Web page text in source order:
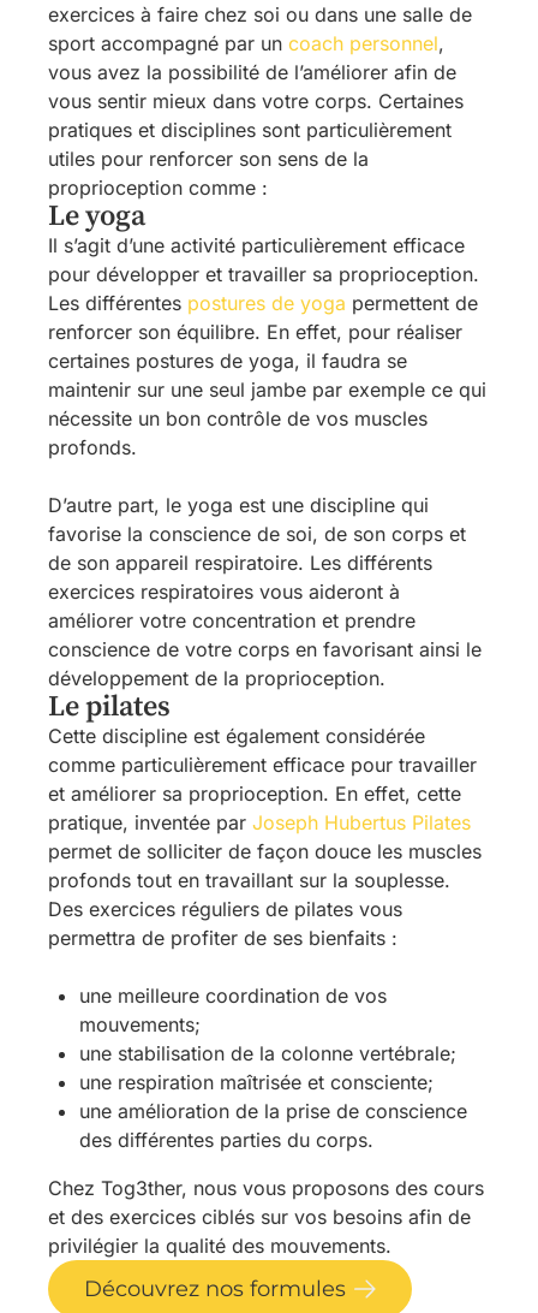
exercices à faire chez soi ou dans une salle de
sport accompagné par un coach personnel,
vous avez la possibilité de l’améliorer afin de
vous sentir mieux dans votre corps. Certaines
pratiques et disciplines sont particulièrement
utiles pour renforcer son sens de la
proprioception comme :
Le yoga
Il s’agit d’une activité particulièrement efficace
pour développer et travailler sa proprioception.
Les différentes postures de yoga permettent de
renforcer son équilibre. En effet, pour réaliser
certaines postures de yoga, il faudra se
maintenir sur une seul jambe par exemple ce qui
nécessite un bon contrôle de vos muscles
profonds.
D’autre part, le yoga est une discipline qui
favorise la conscience de soi, de son corps et
de son appareil respiratoire. Les différents
exercices respiratoires vous aideront à
améliorer votre concentration et prendre
conscience de votre corps en favorisant ainsi le
développement de la proprioception.
Le pilates
Cette discipline est également considérée
comme particulièrement efficace pour travailler
et améliorer sa proprioception. En effet, cette
pratique, inventée par Joseph Hubertus Pilates
permet de solliciter de façon douce les muscles
profonds tout en travaillant sur la souplesse.
Des exercices réguliers de pilates vous
permettra de profiter de ses bienfaits :
une meilleure coordination de vos
mouvements;
une stabilisation de la colonne vertébrale;
une respiration maîtrisée et consciente;
une amélioration de la prise de conscience
des différentes parties du corps.
Chez Tog3ther, nous vous proposons des cours
et des exercices ciblés sur vos besoins afin de
privilégier la qualité des mouvements.
Découvrez nos formules